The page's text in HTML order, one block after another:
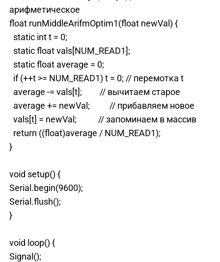
арифметическое
float runMiddleArifmOptim1(float newVal) {
static int t = 0;
static float vals[NUM_READ1];
static float average = 0;
if (++t >= NUM_READ1) t = 0; // перемотка t
average -= vals[t]; // вычитаем старое
average += newVal; // прибавляем новое
vals[t] = newVal; // запоминаем в массив
return ((float)average / NUM_READ1);
}
void setup() {
Serial.begin(9600);
Serial.flush();
}
void loop() {
Signal();